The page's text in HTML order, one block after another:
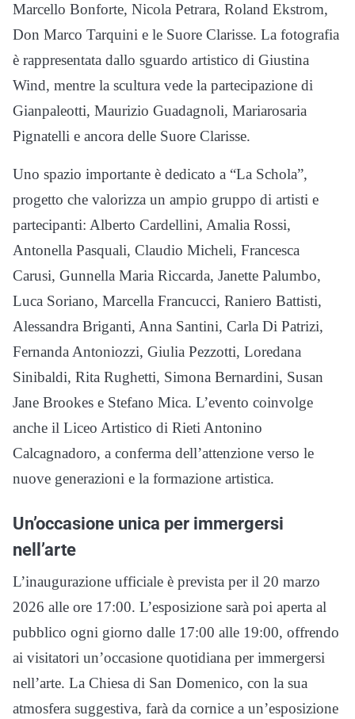
Marcello Bonforte, Nicola Petrara, Roland Ekstrom,
Don Marco Tarquini e le Suore Clarisse. La fotografia
è rappresentata dallo sguardo artistico di Giustina
Wind, mentre la scultura vede la partecipazione di
Gianpaleotti, Maurizio Guadagnoli, Mariarosaria
Pignatelli e ancora delle Suore Clarisse.
Uno spazio importante è dedicato a “La Schola”,
progetto che valorizza un ampio gruppo di artisti e
partecipanti: Alberto Cardellini, Amalia Rossi,
Antonella Pasquali, Claudio Micheli, Francesca
Carusi, Gunnella Maria Riccarda, Janette Palumbo,
Luca Soriano, Marcella Francucci, Raniero Battisti,
Alessandra Briganti, Anna Santini, Carla Di Patrizi,
Fernanda Antoniozzi, Giulia Pezzotti, Loredana
Sinibaldi, Rita Rughetti, Simona Bernardini, Susan
Jane Brookes e Stefano Mica. L’evento coinvolge
anche il Liceo Artistico di Rieti Antonino
Calcagnadoro, a conferma dell’attenzione verso le
nuove generazioni e la formazione artistica.
Un’occasione unica per immergersi
nell’arte
L’inaugurazione ufficiale è prevista per il 20 marzo
2026 alle ore 17:00. L’esposizione sarà poi aperta al
pubblico ogni giorno dalle 17:00 alle 19:00, offrendo
ai visitatori un’occasione quotidiana per immergersi
nell’arte. La Chiesa di San Domenico, con la sua
atmosfera suggestiva, farà da cornice a un’esposizione